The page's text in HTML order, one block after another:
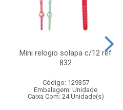
Mini relogio solapa c/12 ref
832
Código: 129357
Embalagem: Unidade
Caixa Com: 24 Unidade(s)